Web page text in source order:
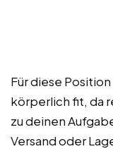
Für diese
körperlich fit, da
zu deinen
Versand oder